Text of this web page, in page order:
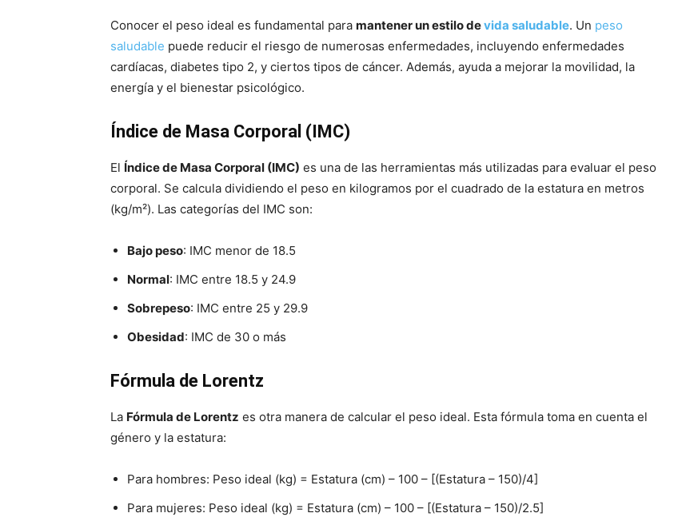
Conocer el peso ideal es fundamental para mantener un estilo devida saludable. Un peso
saludable puede reducir el riesgo de numerosas enfermedades, incluyendo enfermedades
cardíacas, diabetes tipo 2, y ciertos tipos de cáncer. Además, ayuda a mejorar la movilidad, la
energía y el bienestar psicológico.
Índice de Masa Corporal (IMC)
El Índice de Masa Corporal (IMC) es una de las herramientas más utilizadas para evaluar el peso
corporal. Se calcula dividiendo el peso en kilogramos por el cuadrado de la estatura en metros
(kg/m²). Las categorías del IMC son:
Bajo peso: IMC menor de 18.5
Normal: IMC entre 18.5 y 24.9
Sobrepeso: IMC entre 25 y 29.9
Obesidad: IMC de 30 o más
Fórmula de Lorentz
La Fórmula de Lorentz es otra manera de calcular el peso ideal. Esta fórmula toma en cuenta el
género y la estatura:
Para hombres: Peso ideal (kg) = Estatura (cm) – 100 – [(Estatura – 150)/4]
Para mujeres: Peso ideal (kg) = Estatura (cm) – 100 – [(Estatura – 150)/2.5]